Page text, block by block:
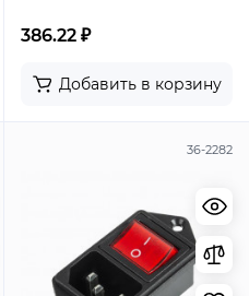
386.22 ₽
Добавить в корзину
36-2282